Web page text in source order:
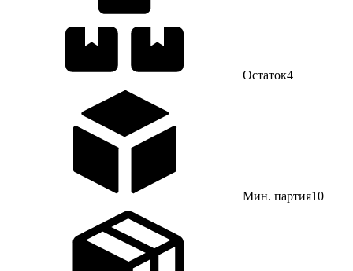
Остаток4
Мин. партия10